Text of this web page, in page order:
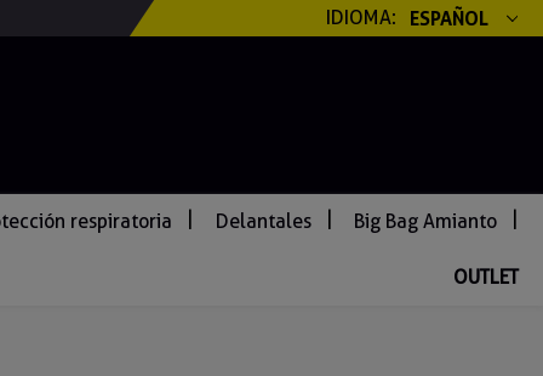
IDIOMA: ESPAÑOL
respiratoria Delantales Big Bag Amianto
OUTLET